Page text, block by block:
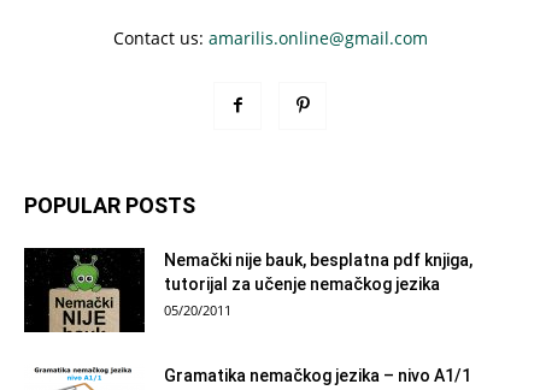
Contact us: amarilis.online@gmail.com
POPULAR POSTS
Nemački nije bauk, besplatna pdf knjiga,
tutorijal za učenje nemačkog jezika
05/20/2011
Gramatika nemačkog jezika – nivo A1/1